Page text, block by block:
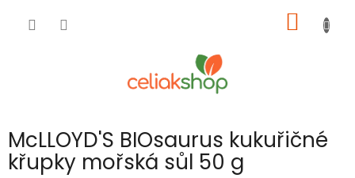
KOŠÍK
McLLOYD'S BIOsaurus kukuřičné
křupky mořská sůl 50 g